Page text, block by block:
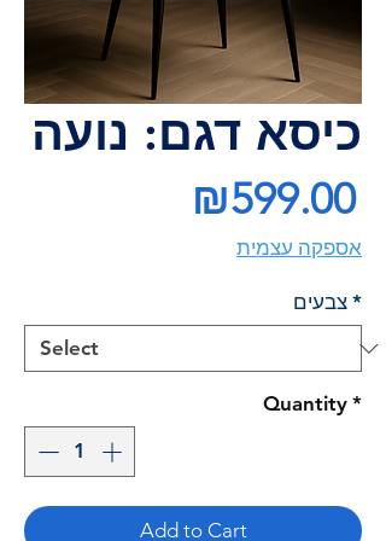
כיסא דגם: נועה
₪599.00
אספקה עצמית
צבעים *
Quantity *
Add to Cart